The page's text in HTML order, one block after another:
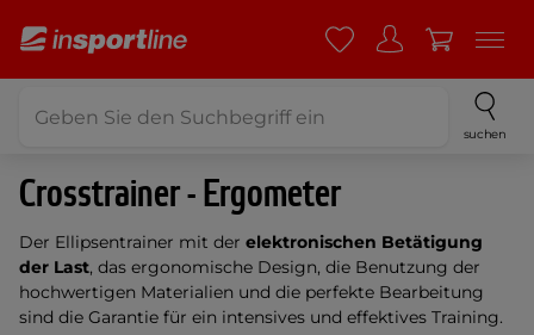
suchen
Crosstrainer - Ergometer
Der Ellipsentrainer mit der elektronischen Betätigung
der Last, das ergonomische Design, die Benutzung der
hochwertigen Materialien und die perfekte Bearbeitung
sind die Garantie für ein intensives und effektives Training.